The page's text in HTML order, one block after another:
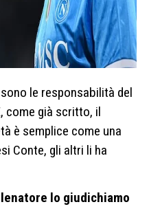
le responsabilità del
come già scritto, il
è semplice come una
Conte, gli altri li ha
lo giudichiamo